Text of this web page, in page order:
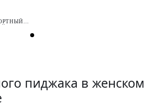
ТКАНИ
пиджака в женском